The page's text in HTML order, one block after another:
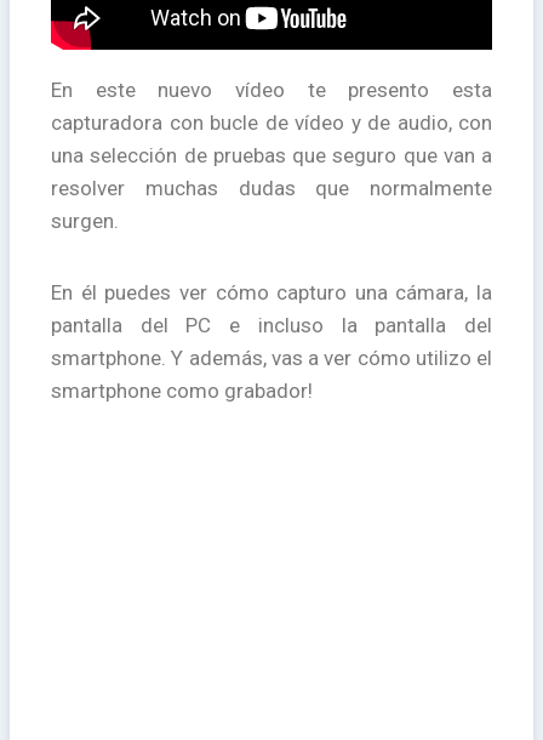
En este nuevo vídeo te presento esta
capturadora con bucle de vídeo y de audio, con
una selección de pruebas que seguro que van a
resolver muchas dudas que normalmente
surgen.
En él puedes ver cómo capturo una cámara, la
pantalla del PC e incluso la pantalla del
smartphone. Y además, vas a ver cómo utilizo el
smartphone como grabador!